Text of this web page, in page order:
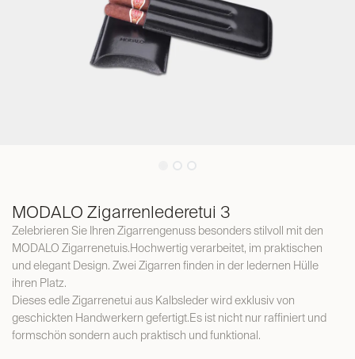
MODALO Zigarrenlederetui 3
Zelebrieren Sie Ihren Zigarrengenuss besonders stilvoll mit den
MODALO Zigarrenetuis.Hochwertig verarbeitet, im praktischen
und elegant Design. Zwei Zigarren finden in der ledernen Hülle
ihren Platz.
Dieses edle Zigarrenetui aus Kalbsleder wird exklusiv von
geschickten Handwerkern gefertigt.Es ist nicht nur raffiniert und
formschön sondern auch praktisch und funktional.